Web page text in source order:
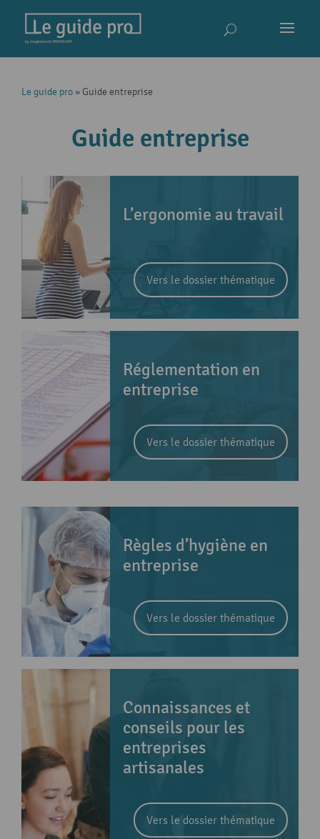
Le guide pro » Guide entreprise
Guide entreprise
L’ergonomie au travail
Vers le dossier thématique
Réglementation en
entreprise
Vers le dossier thématique
Règles d’hygiène en
entreprise
Vers le dossier thématique
Connaissances et
conseils pour les
entreprises
artisanales
Vers le dossier thématique